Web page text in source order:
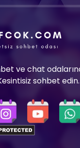
ve chat
sohbet edin.